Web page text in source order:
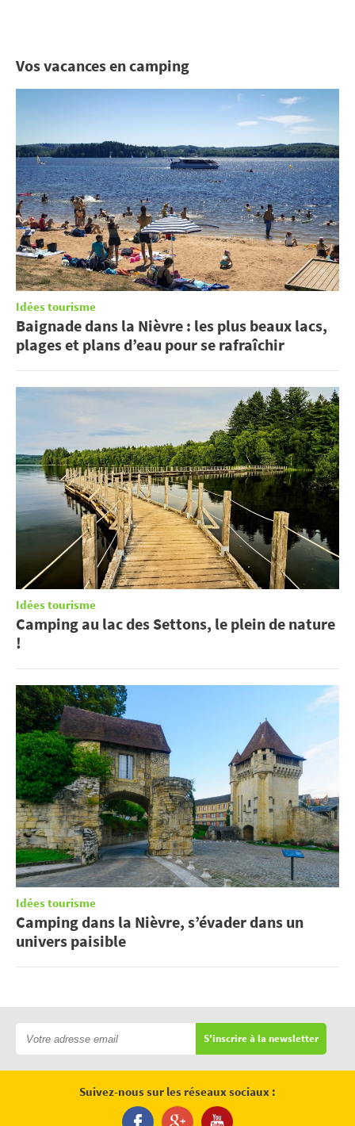
Vos vacances en camping
Idées tourisme
Baignade dans la Nièvre : les plus beaux lacs,
plages et plans d’eau pour se rafraîchir
Idées tourisme
Camping au lac des Settons, le plein de nature
!
Idées tourisme
Camping dans la Nièvre, s’évader dans un
univers paisible
S'inscrire à la newsletter
Suivez-nous sur les réseaux sociaux :